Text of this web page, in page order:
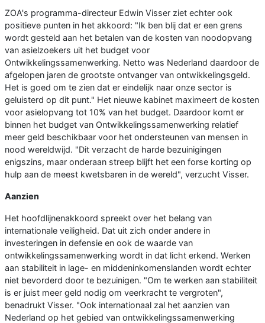
ZOA's programma-directeur Edwin Visser ziet echter ook
positieve punten in het akkoord: "Ik ben blij dat er een grens
wordt gesteld aan het betalen van de kosten van noodopvang
van asielzoekers uit het budget voor
Ontwikkelingssamenwerking. Netto was Nederland daardoor de
afgelopen jaren de grootste ontvanger van ontwikkelingsgeld.
Het is goed om te zien dat er eindelijk naar onze sector is
geluisterd op dit punt." Het nieuwe kabinet maximeert de kosten
voor asielopvang tot 10% van het budget. Daardoor komt er
binnen het budget van Ontwikkelingssamenwerking relatief
meer geld beschikbaar voor het ondersteunen van mensen in
nood wereldwijd. "Dit verzacht de harde bezuinigingen
enigszins, maar onderaan streep blijft het een forse korting op
hulp aan de meest kwetsbaren in de wereld", verzucht Visser.
Aanzien
Het hoofdlijnenakkoord spreekt over het belang van
internationale veiligheid. Dat uit zich onder andere in
investeringen in defensie en ook de waarde van
ontwikkelingssamenwerking wordt in dat licht erkend. Werken
aan stabiliteit in lage- en middeninkomenslanden wordt echter
niet bevorderd door te bezuinigen. "Om te werken aan stabiliteit
is er juist meer geld nodig om veerkracht te vergroten",
benadrukt Visser. "Ook internationaal zal het aanzien van
Nederland op het gebied van ontwikkelingssamenwerking